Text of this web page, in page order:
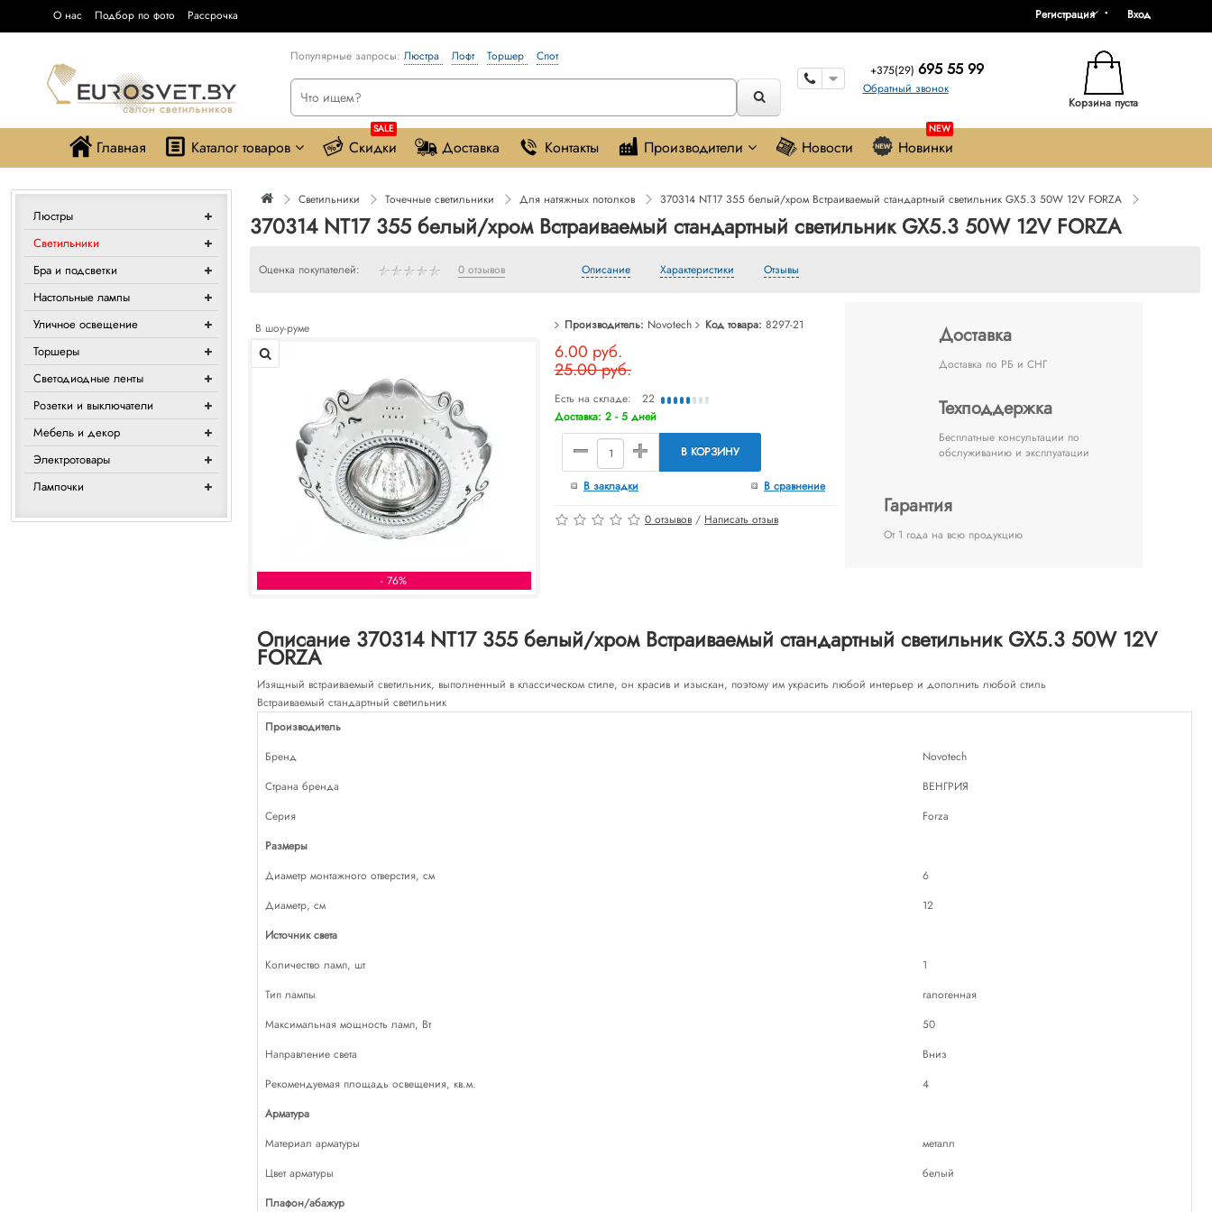
О нас Подбор по фото Рассрочка Вход
Регистрация
Корзина пуста
Популярные запросы: Люстра Лофт Торшер
Спот
+375(29) 695 55 99
Обратный звонок
Главная Каталог товаров
SALE
Скидки Доставка Контакты Производители Новости
NEW
Новинки
Люстры
Светильники
Бра и подсветки
Настольные лампы
Уличное освещение
Торшеры
Светодиодные ленты
Розетки и выключатели
Мебель и декор
Электротовары
Лампочки
Светильники Точечные светильники Для натяжных потолков 370314 NT17 355 белый/хром Встраиваемый стандартный светильник GX5.3 50W 12V FORZA
370314 NT17 355 белый/хром Встраиваемый стандартный светильник GX5.3 50W 12V FORZA
Оценка покупателей: 0 отзывов Описание Характеристики Отзывы
В шоу-руме
- 76%
Производитель: Novotech Код товара: 8297-21
6.00 руб.
25.00 руб.
Есть на складе: 22
Доставка: 2 - 5 дней
В КОРЗИНУ
В закладки В сравнение
0 отзывов / Написать отзыв
Доставка
Доставка по РБ и СНГ
Техподдержка
Бесплатные консультации по
обслуживанию и эксплуатации
Гарантия
От 1 года на всю продукцию
Описание 370314 NT17 355 белый/хром Встраиваемый стандартный светильник GX5.3 50W 12V
FORZA
Изящный встраиваемый светильник, выполненный в классическом стиле, он красив и изыскан, поэтому им украсить любой интерьер и дополнить любой стиль
Встраиваемый стандартный светильник
Производитель
Бренд
Novotech
Страна бренда
ВЕНГРИЯ
Серия
Forza
Размеры
Диаметр монтажного отверстия, см
6
Диаметр, см
12
Источник света
Количество ламп, шт
1
Тип лампы
галогенная
Максимальная мощность ламп, Вт
50
Направление света
Вниз
Рекомендуемая площадь освещения, кв.м.
4
Арматура
Материал арматуры
металл
Цвет арматуры
белый
Плафон/абажур